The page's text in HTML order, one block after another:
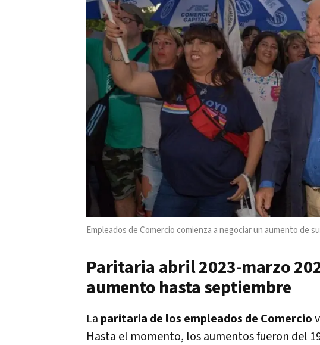
Empleados de Comercio comienza a negociar un aumento de
Paritaria abril 2023-marzo
aumento hasta septiembre
La paritaria de los empleados de Comercio
Hasta el momento, los aumentos fueron del